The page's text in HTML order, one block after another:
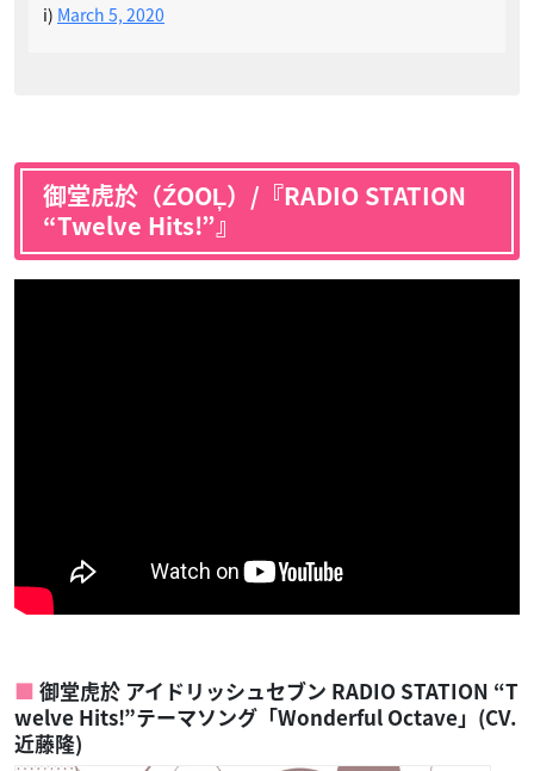
i) March 5, 2020
御堂虎於（ŹOOĻ）/『RADIO STATION
“Twelve Hits!”』
御堂虎於 アイドリッシュセブン RADIO STATION “T
welve Hits!”テーマソング「Wonderful Octave」(CV.
近藤隆)